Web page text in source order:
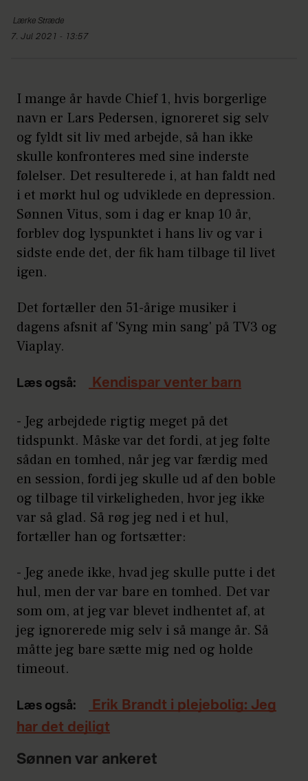
Lærke Stræde
7. Jul 2021 - 13:57
I mange år havde Chief 1, hvis borgerlige
navn er Lars Pedersen, ignoreret sig selv
og fyldt sit liv med arbejde, så han ikke
skulle konfronteres med sine inderste
følelser. Det resulterede i, at han faldt ned
i et mørkt hul og udviklede en depression.
Sønnen Vitus, som i dag er knap 10 år,
forblev dog lyspunktet i hans liv og var i
sidste ende det, der fik ham tilbage til livet
igen.
Det fortæller den 51-årige musiker i
dagens afsnit af 'Syng min sang' på TV3 og
Viaplay.
Læs også: Kendispar venter barn
- Jeg arbejdede rigtig meget på det
tidspunkt. Måske var det fordi, at jeg følte
sådan en tomhed, når jeg var færdig med
en session, fordi jeg skulle ud af den boble
og tilbage til virkeligheden, hvor jeg ikke
var så glad. Så røg jeg ned i et hul,
fortæller han og fortsætter:
- Jeg anede ikke, hvad jeg skulle putte i det
hul, men der var bare en tomhed. Det var
som om, at jeg var blevet indhentet af, at
jeg ignorerede mig selv i så mange år. Så
måtte jeg bare sætte mig ned og holde
timeout.
Læs også:
Erik Brandt i plejebolig: Jeg
har det dejligt
Sønnen var ankeret